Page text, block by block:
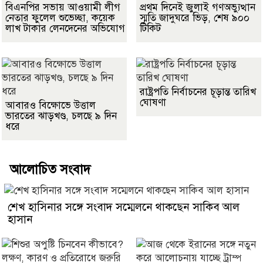
বিএনপির সভায় আওয়ামী লীগ
নেতার ফুলেল শুভেচ্ছা, কয়েক
লাখ টাকার লেনদেনের অভিযোগ
প্রথম দিনেই জুলাই গণঅভ্যুত্থান
স্মৃতি জাদুঘরে ভিড়, শেষ ৯০০
টিকিট
আবারও বিক্ষোভে উত্তাল
ভারতের ঝাড়খণ্ড, চলছে ৯ দিন
ধরে
রাষ্ট্রপতি নির্বাচনের চূড়ান্ত তারিখ
ঘোষণা
আলোচিত সংবাদ
শেখ হাসিনার সঙ্গে সংবাদ সম্মেলনে থাকছেন সাকিব আল
হাসান